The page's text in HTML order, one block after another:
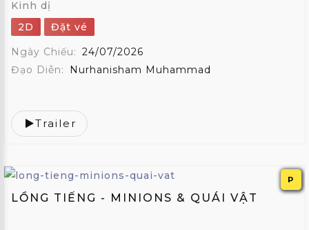
Kinh dị
2D
Đặt vé
Ngày Chiếu: 24/07/2026
Đạo Diễn:
Nurhanisham Muhammad
Trailer
P
LỒNG TIẾNG - MINIONS & QUÁI VẬT